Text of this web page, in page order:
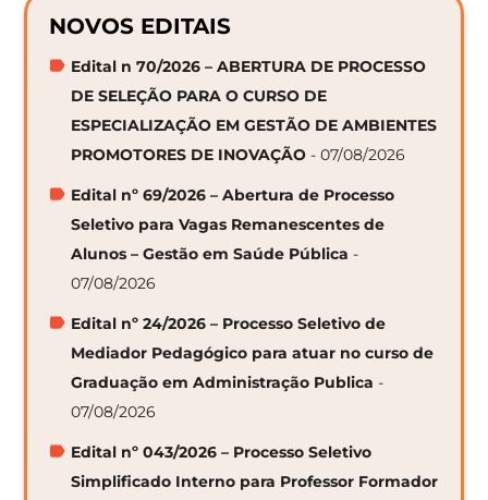
NOVOS EDITAIS
Edital n 70/2026 – ABERTURA DE PROCESSO
DE SELEÇÃO PARA O CURSO DE
ESPECIALIZAÇÃO EM GESTÃO DE AMBIENTES
PROMOTORES DE INOVAÇÃO - 07/08/2026
Edital nº 69/2026 – Abertura de Processo
Seletivo para Vagas Remanescentes de
Alunos – Gestão em Saúde Pública -
07/08/2026
Edital nº 24/2026 – Processo Seletivo de
Mediador Pedagógico para atuar no curso de
Graduação em Administração Publica -
07/08/2026
Edital nº 043/2026 – Processo Seletivo
Simplificado Interno para Professor Formador